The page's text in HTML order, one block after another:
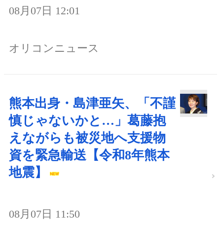
08月07日 12:01
オリコンニュース
熊本出身・島津亜矢、「不謹
慎じゃないかと…」葛藤抱
えながらも被災地へ支援物
資を緊急輸送【令和8年熊本
地震】
08月07日 11:50